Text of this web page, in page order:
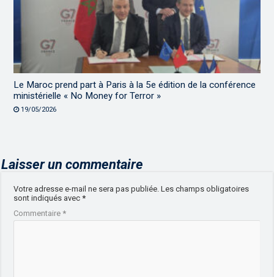
Le Maroc prend part à Paris à la 5e édition de la conférence
ministérielle « No Money for Terror »
19/05/2026
Laisser un commentaire
Votre adresse e-mail ne sera pas publiée. Les champs obligatoires
sont indiqués avec*
Commentaire*